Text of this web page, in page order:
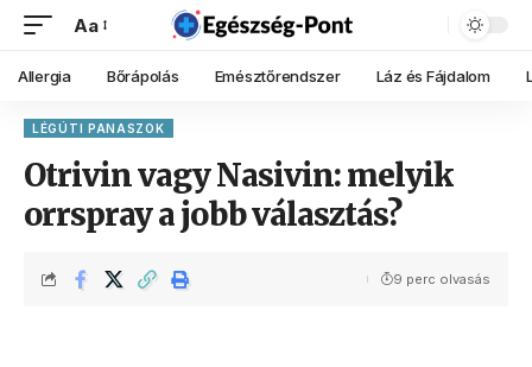
Aa
Allergia Bőrápolás Emésztőrendszer Láz és Fájdalom
LÉGÚTI PANASZOK
Otrivin vagy Nasivin: melyik
orrspray a jobb választás?
9 perc olvasás